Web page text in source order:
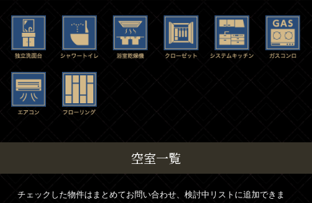
空室一覧
チェックした物件はまとめてお問い合わせ、検討中リストに追加できま